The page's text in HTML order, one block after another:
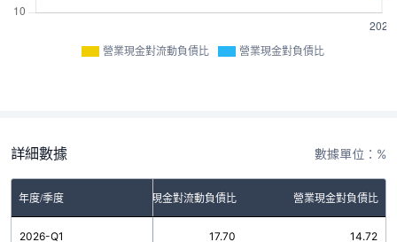
營業現金對流動負債比 營業現金對負債比
詳細數據 數據單位：%
年度/季度 營業現金對流動負債比 營業現金對負債比
2026-Q1 17.70 14.72